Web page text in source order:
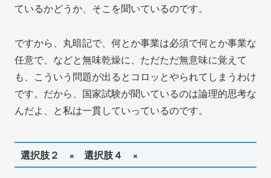
ているかどうか、そこを聞いているのです。
ですから、丸暗記で、何とか事業は必須で何とか事業な
任意で、などと無味乾燥に、ただただ無意味に覚えて
も、こういう問題が出るとコロッとやられてしまうわけ
です。だから、国家試験が聞いているのは論理的思考な
んだよ、と私は一貫していっているのです。
選択肢２ × 選択肢４ ×